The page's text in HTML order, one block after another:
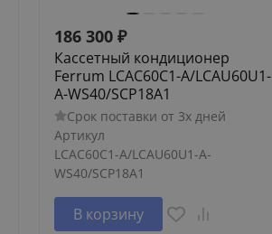
186 300 ₽
Кассетный кондиционер
Ferrum LCAC60C1-A/LCAU60U1-
A-WS40/SCP18A1
Срок поставки от 3х дней
Артикул
LCAC60C1-A/LCAU60U1-A-
WS40/SCP18A1
В корзину